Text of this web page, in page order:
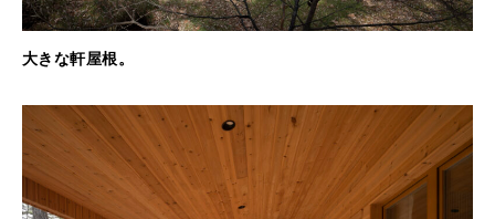
大きな軒屋根。